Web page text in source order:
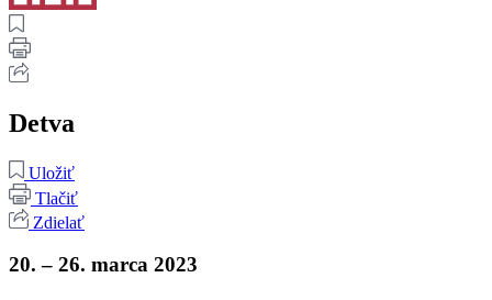
Detva
Uložiť
Tlačiť
Zdielať
20. – 26. marca 2023